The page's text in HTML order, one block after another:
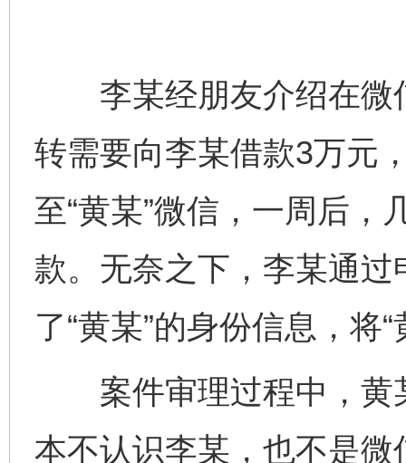
李某经朋友介绍在微信
转需要向李某借款3万元
至“黄某”微信，一周后，
款。无奈之下，李某通
了“黄某”的身份信息，将
案件审理过程中，黄
本不认识李某，也不是